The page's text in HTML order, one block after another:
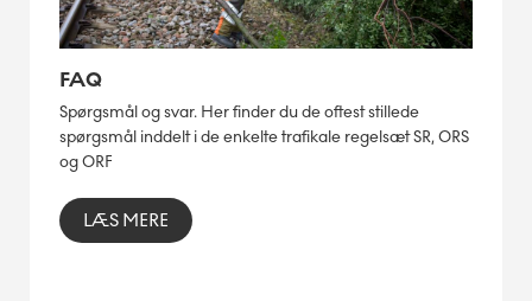
FAQ
Spørgsmål og svar. Her finder du de oftest stillede
spørgsmål inddelt i de enkelte trafikale regelsæt SR, ORS
og ORF
LÆS MERE